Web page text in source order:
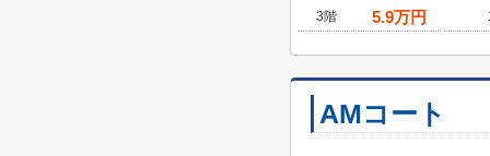
3階
5.9万円
AMコート